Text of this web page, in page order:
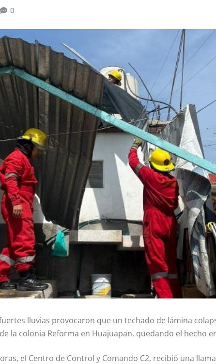
0
lluvias provocaron que un techado de lámina
la colonia Reforma en Huajuapan, quedando el hecho
el Centro de Control y Comando C2, recibió una